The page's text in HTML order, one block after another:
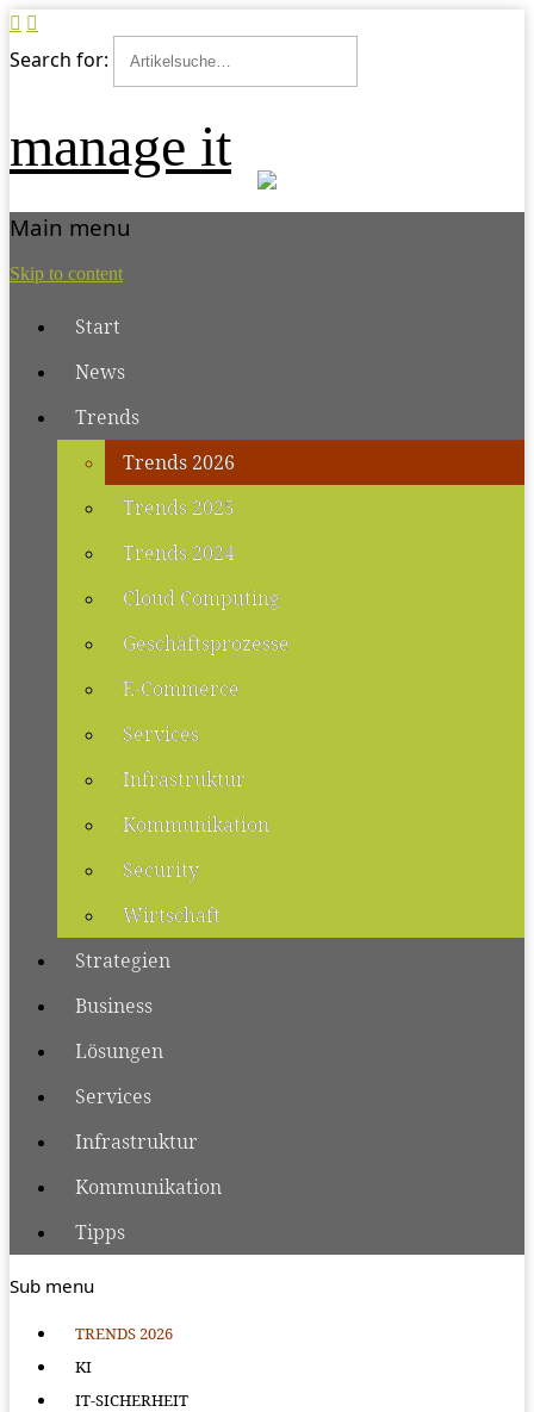
Search for:
manage it
Main menu
Skip to content
Start
News
Trends
Trends 2026
Trends 2025
Trends 2024
Cloud Computing
Geschäftsprozesse
E-Commerce
Services
Infrastruktur
Kommunikation
Security
Wirtschaft
Strategien
Business
Lösungen
Services
Infrastruktur
Kommunikation
Tipps
Sub menu
TRENDS 2026
KI
IT-SICHERHEIT